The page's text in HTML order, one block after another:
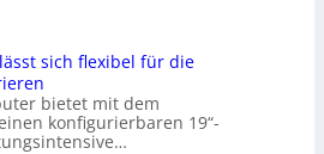
sich flexibel für die
bietet mit dem
konfigurierbaren 19“-